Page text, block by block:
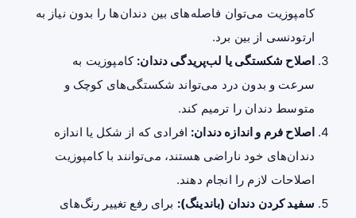
کامپوزیت می‌توان فاصله‌های بین دندان‌ها را بدون نیاز به
ارتودنسی از بین برد.
اصلاح شکستگی یا لب‌پریدگی دندان: کامپوزیت به
سرعت و بدون درد می‌تواند شکستگی‌های کوچک و
متوسط دندان را ترمیم کند.
اصلاح فرم و اندازه دندان: افرادی که از شکل یا اندازه
دندان‌های خود ناراضی هستند، می‌توانند با کامپوزیت
اصلاحات لازم را انجام دهند.
سفید کردن دندان (باندینگ): برای رفع تغییر رنگ‌های